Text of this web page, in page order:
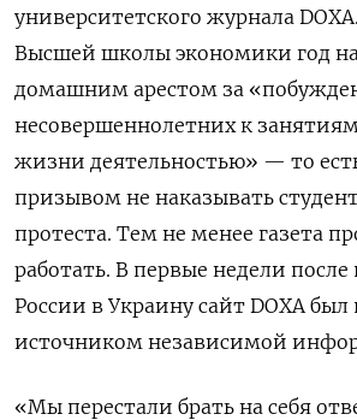
университетского журнала
Высшей школы экономики год
домашним арестом за
несовершеннолетних к
жизни деятельностью» — то
призывом не наказывать
протеста. Тем не менее газета
работать. В первые недели
России в Украину сайт DOXA
источником независимой
«Мы перестали брать на себя